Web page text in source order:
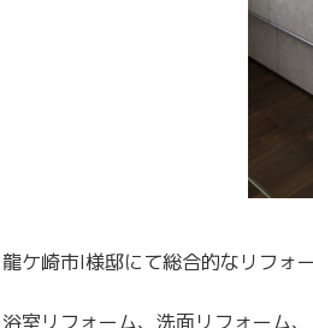
龍ケ崎市I様邸にて総合的なリフォ
浴室リフォーム、洗面リフォーム